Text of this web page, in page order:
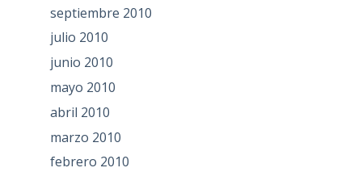
septiembre 2010
julio 2010
junio 2010
mayo 2010
abril 2010
marzo 2010
febrero 2010